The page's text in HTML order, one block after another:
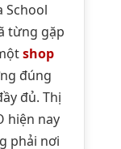
School
từng gặp
shop
đúng
đủ. Thị
hiện nay
phải nơi